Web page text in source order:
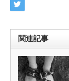
関連記事